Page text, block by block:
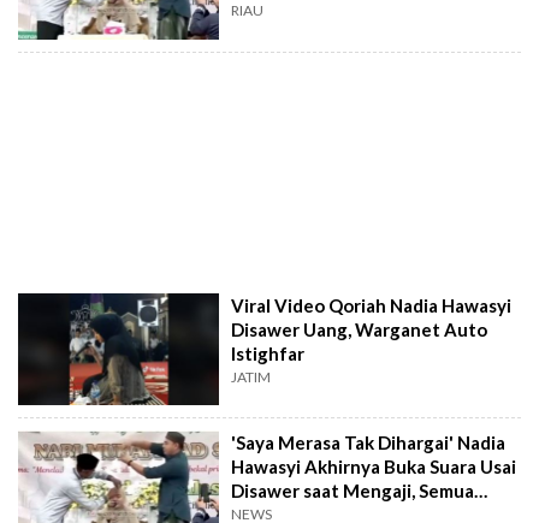
RIAU
Viral Video Qoriah Nadia Hawasyi
Disawer Uang, Warganet Auto
Istighfar
JATIM
'Saya Merasa Tak Dihargai' Nadia
Hawasyi Akhirnya Buka Suara Usai
Disawer saat Mengaji, Semua
Salah Panitia!
NEWS